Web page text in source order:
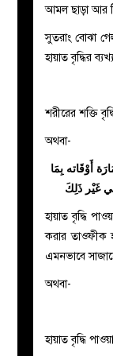
আমল ছাড়া আর
সুতরাং বোঝা
হায়াত বৃদ্ধির
শরীরের শক্তি
অথবা-
أَوْقَاته بِمَا
غَيْر ذَلِكَ
হায়াত বৃদ্ধি
করার তাওফীক
এমনভাবে
অথবা-
হায়াত বৃদ্ধি